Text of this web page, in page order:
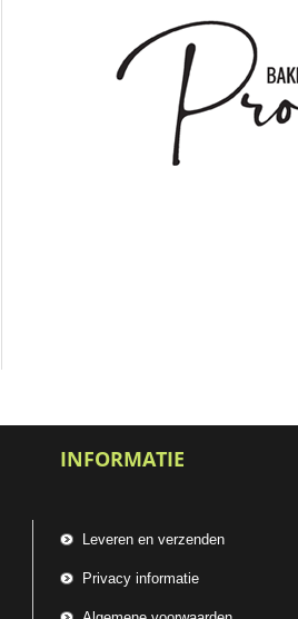
INFORMATIE
Leveren en verzenden
Privacy informatie